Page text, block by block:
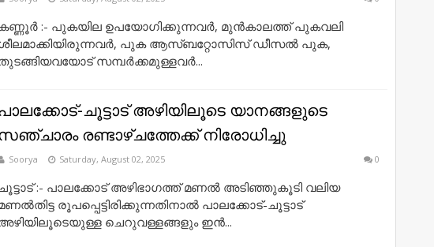
:- പുകയില ഉപയോഗിക്കുന്നവര്‍, മുന്‍കാലത്ത് പുകവലി
പുക ആസ്ബറ്റോസിസ് ഡീസല്‍ പുക,
സമ്പര്‍ക്കമുള്ളവര്‍...
ചൂട്ടാട് അഴിയിലൂടെ യാനങ്ങളുടെ
രണ്ടാഴ്ചത്തേക്ക് നിരോധിച്ചു
Soorya Saturday, August 02, 2025 0
ചൂട്ടാട് :- പാലക്കോട് അഴിഭാഗത്ത് മണൽ അടിഞ്ഞുകൂടി വലിയ
രൂപപ്പെട്ടിരിക്കുന്നതിനാൽ പാലക്കോട്-ചൂട്ടാട്
ചെറുവള്ളങ്ങളും ഇൻ...